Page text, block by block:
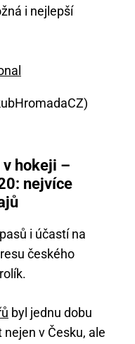
i nejlepší
hokeji –
nejvíce
i účastí na
českého
byl jednu dobu
v Česku, ale